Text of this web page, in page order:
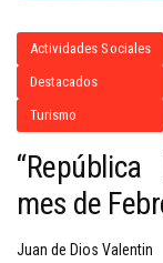
Actividades Sociales
Destacados
Turismo
mes de
Juan de Dios Valentin